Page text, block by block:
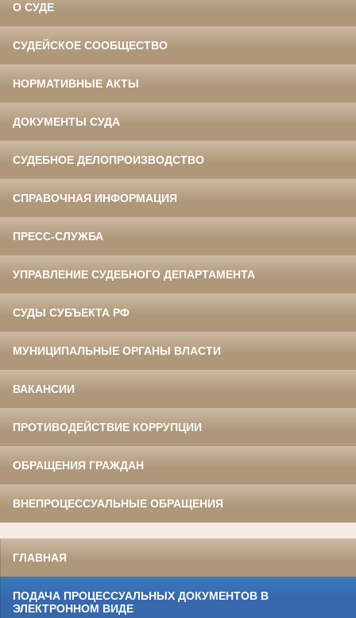
О СУДЕ
СУДЕЙСКОЕ СООБЩЕСТВО
НОРМАТИВНЫЕ АКТЫ
ДОКУМЕНТЫ СУДА
СУДЕБНОЕ ДЕЛОПРОИЗВОДСТВО
СПРАВОЧНАЯ ИНФОРМАЦИЯ
ПРЕСС-СЛУЖБА
УПРАВЛЕНИЕ СУДЕБНОГО ДЕПАРТАМЕНТА
СУДЫ СУБЪЕКТА РФ
МУНИЦИПАЛЬНЫЕ ОРГАНЫ ВЛАСТИ
ВАКАНСИИ
ПРОТИВОДЕЙСТВИЕ КОРРУПЦИИ
ОБРАЩЕНИЯ ГРАЖДАН
ВНЕПРОЦЕССУАЛЬНЫЕ ОБРАЩЕНИЯ
ГЛАВНАЯ
ПОДАЧА ПРОЦЕССУАЛЬНЫХ ДОКУМЕНТОВ В
ЭЛЕКТРОННОМ ВИДЕ